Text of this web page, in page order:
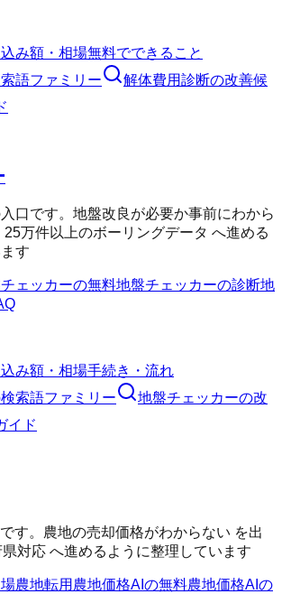
込み額・相場無料でできること
語ファミリー 解体費用診断の改善候
口です。地盤改良が必要か事前にわから
万件以上のボーリングデータ へ進める
す
ェッカーの無料地盤チェッカーの診断地
込み額・相場手続き・流れ
索語ファミリー 地盤チェッカーの改
イド
す。農地の売却価格がわからない を出
対応 へ進めるように整理しています
農地転用 農地価格AIの無料農地価格AIの